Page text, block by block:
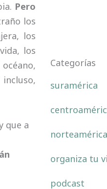
Pero
los
los
los
que a
Categorías
suramérica
norteamérica
organiza tu
podcast